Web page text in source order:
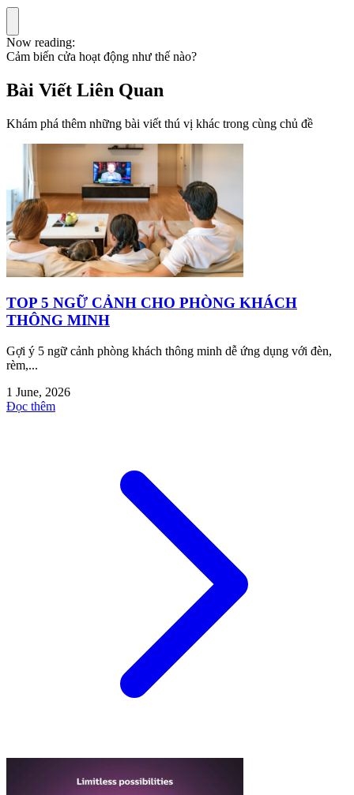
Now reading:
Cảm biến cửa hoạt động như thế nào?
Bài Viết Liên Quan
Khám phá thêm những bài viết thú vị khác trong cùng chủ đề
TOP 5 NGỮ CẢNH CHO PHÒNG KHÁCH
THÔNG MINH
Gợi ý 5 ngữ cảnh phòng khách thông minh dễ ứng dụng với đèn,
rèm,...
1 June, 2026
Đọc thêm